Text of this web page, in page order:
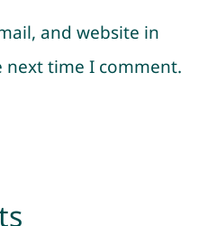
and website in
time I comment.